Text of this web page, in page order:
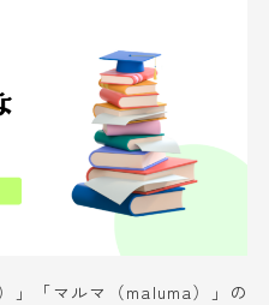
」「マルマ（maluma）」の